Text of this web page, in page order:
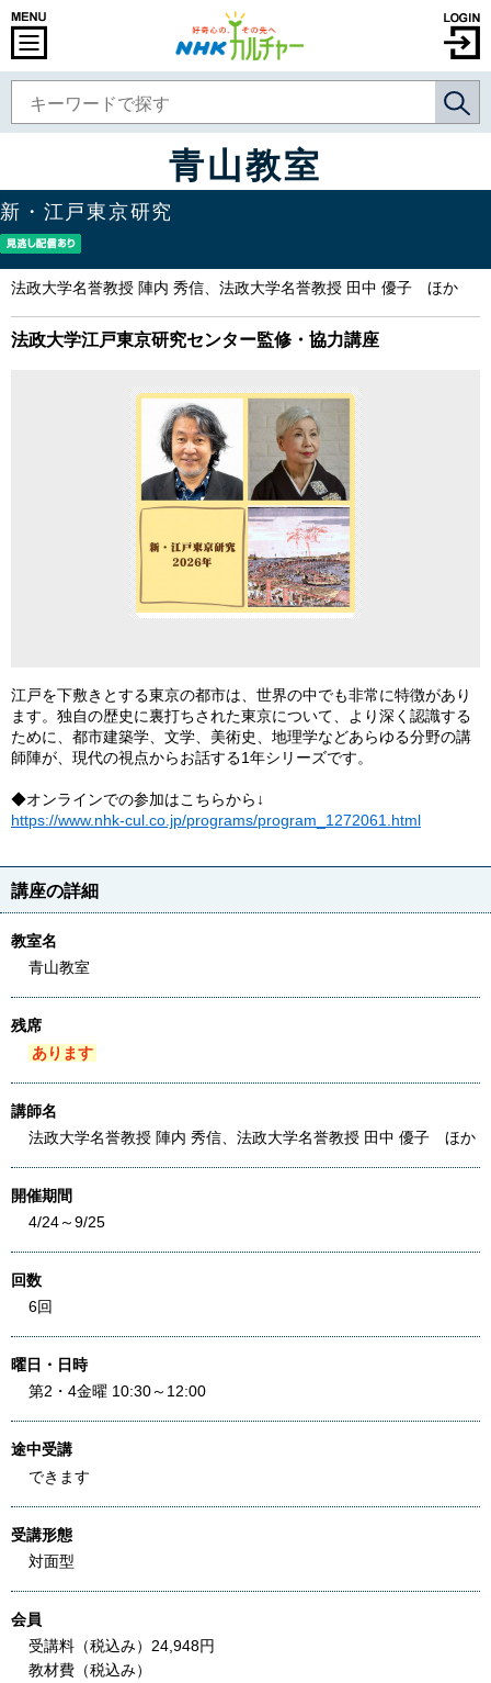
青山教室
新・江戸東京研究
法政大学名誉教授 陣内 秀信、法政大学名誉教授 田中 優子 ほか
法政大学江戸東京研究センター監修・協力講座
江戸を下敷きとする東京の都市は、世界の中でも非常に特徴があり
ます。独自の歴史に裏打ちされた東京について、より深く認識する
ために、都市建築学、文学、美術史、地理学などあらゆる分野の講
師陣が、現代の視点からお話する1年シリーズです。
◆オンラインでの参加はこちらから↓
https://www.nhk-cul.co.jp/programs/program_1272061.html
講座の詳細
教室名
青山教室
残席
あります
講師名
法政大学名誉教授 陣内 秀信、法政大学名誉教授 田中 優子 ほか
開催期間
4/24～9/25
回数
6回
曜日・日時
第2・4金曜 10:30～12:00
途中受講
できます
受講形態
対面型
会員
受講料（税込み）24,948円
教材費（税込み）